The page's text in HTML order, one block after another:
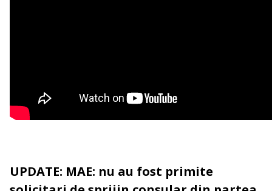
UPDATE: MAE: nu au fost primite